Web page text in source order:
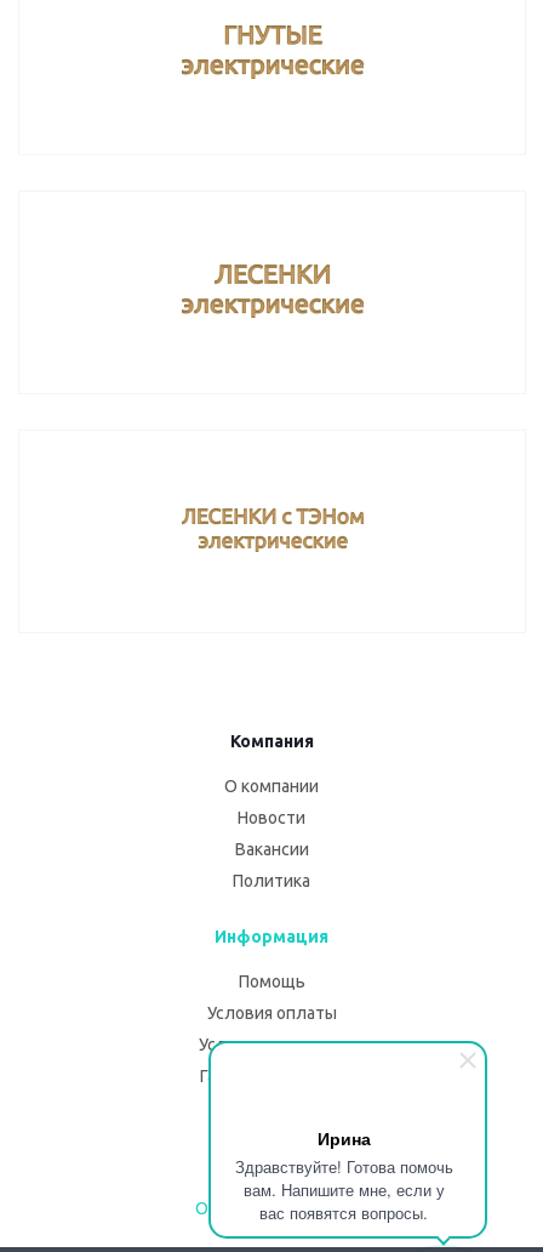
Ирина
Здравствуйте! Готова помочь
вам. Напишите мне, если у
вас появятся вопросы.
Компания
О компании
Новости
Вакансии
Политика
Информация
Помощь
Условия оплаты
Условия доставки
Гарантия на товар
Блог
Описание изделий